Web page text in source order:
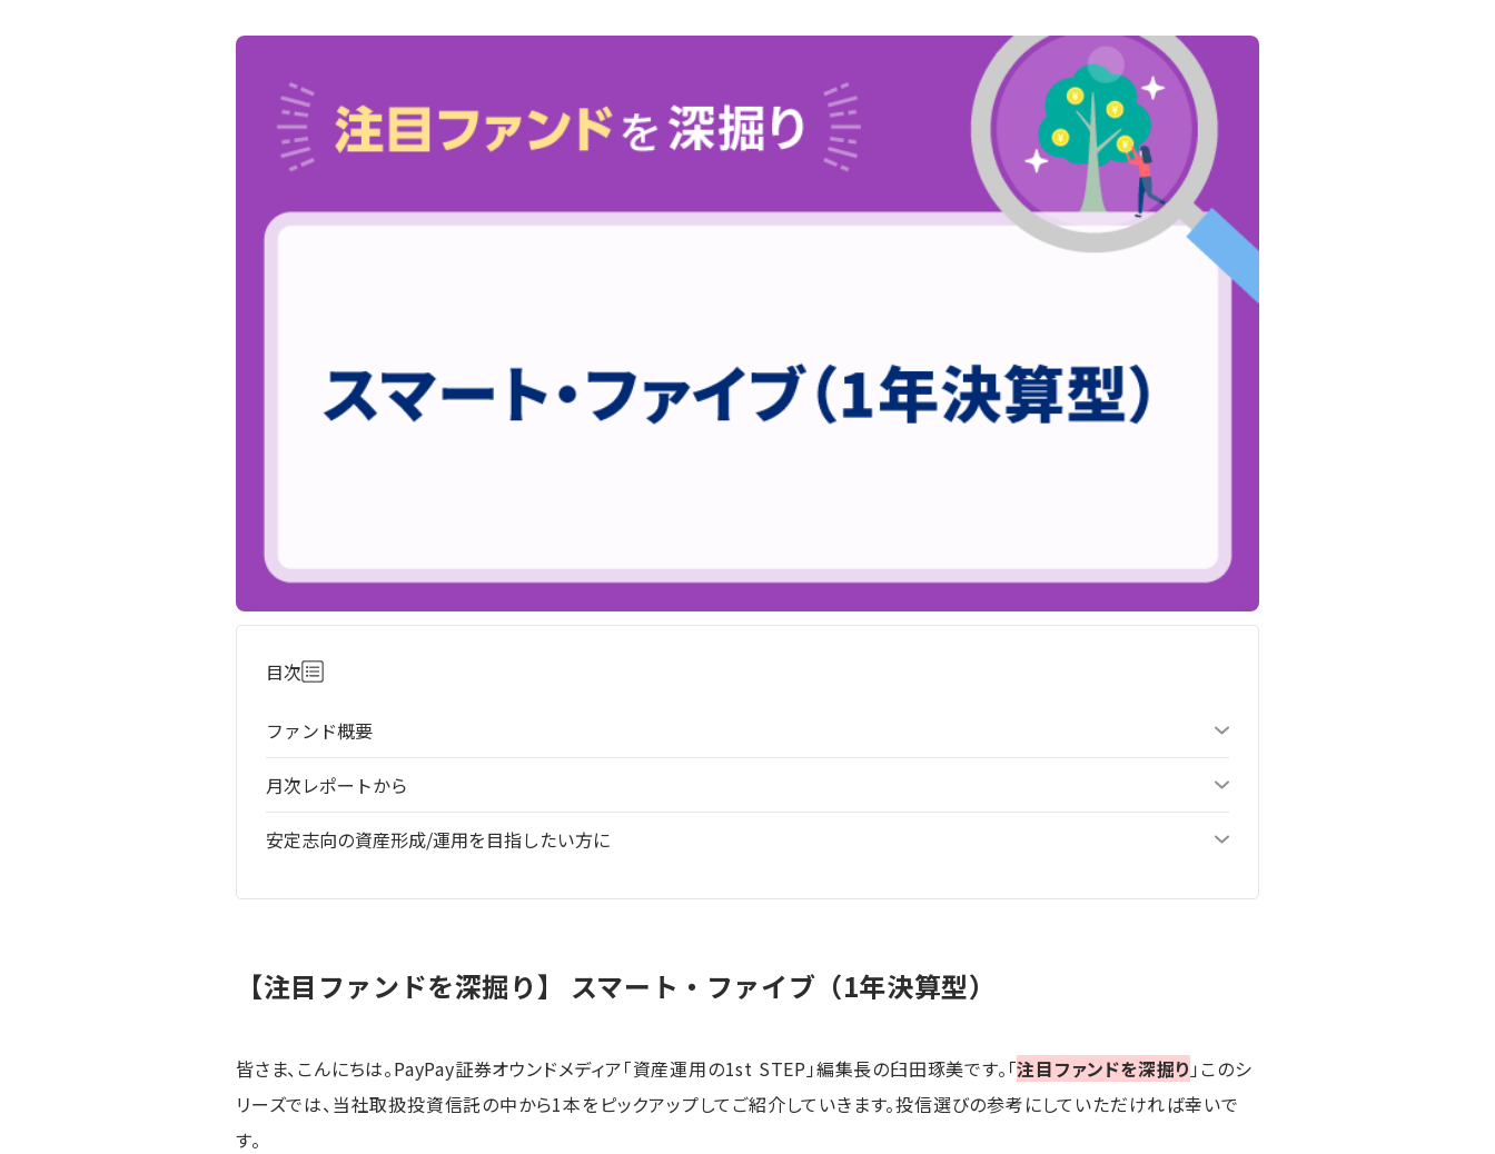
目次
ファンド概要
月次レポートから
安定志向の資産形成/運用を目指したい方に
【注目ファンドを深掘り】 スマート・ファイブ（1年決算型）
皆さま、こんにちは。PayPay証券オウンドメディア「資産運用の1st STEP」編集長の臼田琢美です。「注目ファンドを深掘り 」このシ
リーズでは、当社取扱投資信託の中から1本をピックアップしてご紹介していきます。投信選びの参考にしていただければ幸いで
す。